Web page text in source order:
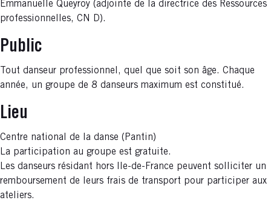
Emmanuelle Queyroy (adjointe de la directrice des Ressources
professionnelles, CN D).
Public
Tout danseur professionnel, quel que soit son âge. Chaque
année, un groupe de 8 danseurs maximum est constitué.
Lieu
Centre national de la danse (Pantin)
La participation au groupe est gratuite.
Les danseurs résidant hors Ile-de-France peuvent solliciter un
remboursement de leurs frais de transport pour participer aux
ateliers.